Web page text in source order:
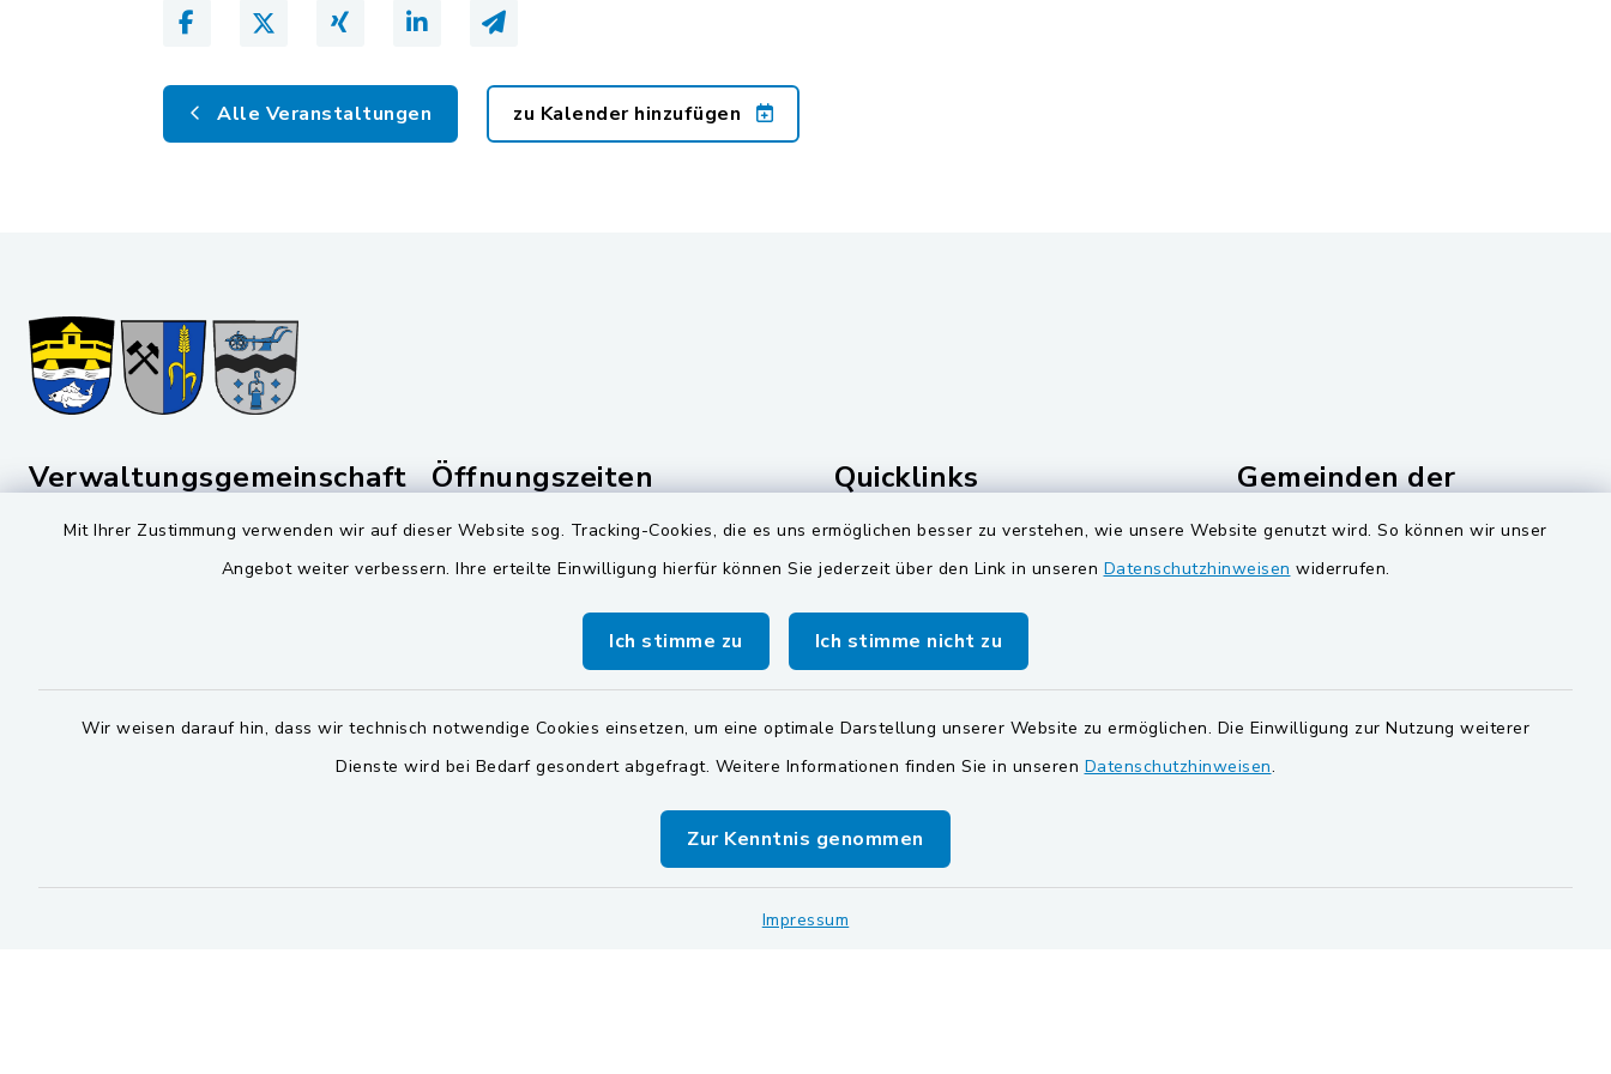
Mit Ihrer Zustimmung verwenden wir auf dieser Website sog. Tracking-Cookies, die es uns ermöglichen besser zu verstehen, wie unsere Website genutzt wird. So können wir unser
Angebot weiter verbessern. Ihre erteilte Einwilligung hierfür können Sie jederzeit über den Link in unseren Datenschutzhinweisen widerrufen.
Ich stimme zu Ich stimme nicht zu
Wir weisen darauf hin, dass wir technisch notwendige Cookies einsetzen, um eine optimale Darstellung unserer Website zu ermöglichen. Die Einwilligung zur Nutzung weiterer
Dienste wird bei Bedarf gesondert abgefragt. Weitere Informationen finden Sie in unseren Datenschutzhinweisen.
Zur Kenntnis genommen
Impressum
Alle Veranstaltungen zu Kalender hinzufügen
Verwaltungsgemeinschaft
Schwarzenfeld
09435 309-227
info@schwarzenfeld.de
Öffnungszeiten
Montag bis Freitag:
08:00-12:00 Uhr
Montag und Dienstag zusätzlich:
14:00-16:00 Uhr
Donnerstag zusätzlich
14:00-17:00 Uhr
Bitte vereinbaren Sie einen
Quicklinks
Landkreis Schwandorf
Gruppe
BayernPortal
Gemeinden der
Gemeinde Schwarzach bei Nabburg